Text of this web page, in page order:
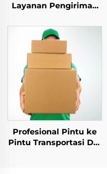
Layanan Pengiriman
Udara ke UK Dhl
Ekspres Pengiriman
Pintu ke Pintu
Profesional Pintu ke
Pintu Transportasi Dhl